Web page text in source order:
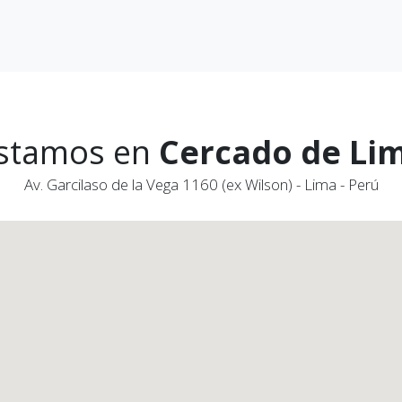
en Cercado de
Av. Garcilaso de la Vega 1160 (ex Wilson) - Lima - Perú